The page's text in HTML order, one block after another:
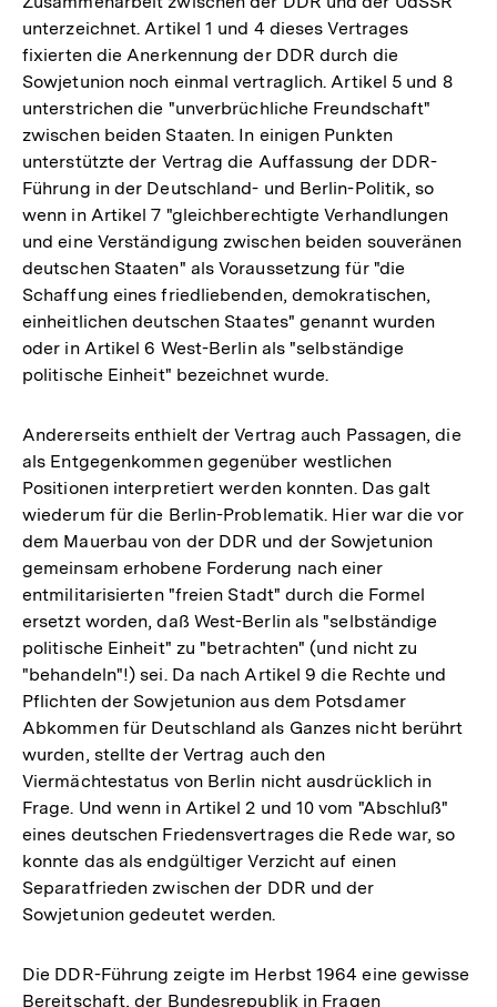
unterzeichnet. Artikel 1 und 4 dieses Vertrages
fixierten die Anerkennung der DDR durch die
Sowjetunion noch einmal vertraglich. Artikel 5 und 8
unterstrichen die "unverbrüchliche Freundschaft"
zwischen beiden Staaten. In einigen Punkten
unterstützte der Vertrag die Auffassung der DDR-
Führung in der Deutschland- und Berlin-Politik, so
wenn in Artikel 7 "gleichberechtigte Verhandlungen
und eine Verständigung zwischen beiden souveränen
deutschen Staaten" als Voraussetzung für "die
Schaffung eines friedliebenden, demokratischen,
einheitlichen deutschen Staates" genannt wurden
oder in Artikel 6 West-Berlin als "selbständige
politische Einheit" bezeichnet wurde.
Andererseits enthielt der Vertrag auch Passagen, die
als Entgegenkommen gegenüber westlichen
Positionen interpretiert werden konnten. Das galt
wiederum für die Berlin-Problematik. Hier war die vor
dem Mauerbau von der DDR und der Sowjetunion
gemeinsam erhobene Forderung nach einer
entmilitarisierten "freien Stadt" durch die Formel
ersetzt worden, daß West-Berlin als "selbständige
politische Einheit" zu "betrachten" (und nicht zu
"behandeln"!) sei. Da nach Artikel 9 die Rechte und
Pflichten der Sowjetunion aus dem Potsdamer
Abkommen für Deutschland als Ganzes nicht berührt
wurden, stellte der Vertrag auch den
Viermächtestatus von Berlin nicht ausdrücklich in
Frage. Und wenn in Artikel 2 und 10 vom "Abschluß"
eines deutschen Friedensvertrages die Rede war, so
konnte das als endgültiger Verzicht auf einen
Separatfrieden zwischen der DDR und der
Sowjetunion gedeutet werden.
Die DDR-Führung zeigte im Herbst 1964 eine gewisse
Bereitschaft, der Bundesrepublik in Fragen